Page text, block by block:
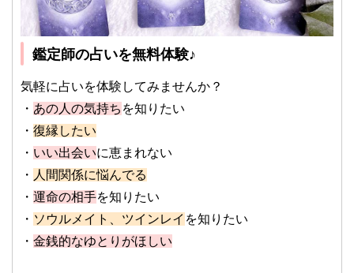
鑑定師の占いを無料体験♪
気軽に占いを体験してみませんか？
・ あの人の気持ち を知りたい
・ 復縁したい
・ いい出会いに恵まれない
・ 人間関係に悩んでる
・ 運命の相手を知りたい
・ ソウルメイト、ツインレイ を知りたい
・ 金銭的なゆとりがほしい